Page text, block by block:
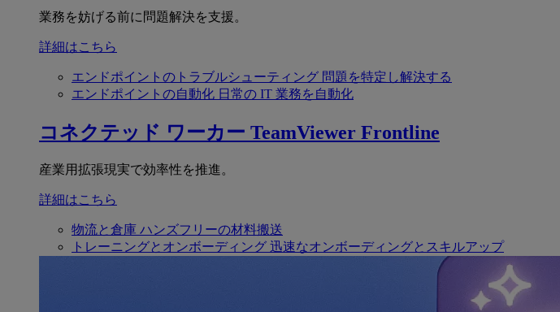
業務を妨げる前に問題解決を支援。
詳細はこちら
エンドポイントのトラブルシューティング 問題を特定し解決する
エンドポイントの自動化 日常の IT 業務を自動化
コネクテッド ワーカー TeamViewer Frontline
産業用拡張現実で効率性を推進。
詳細はこちら
物流と倉庫 ハンズフリーの材料搬送
トレーニングとオンボーディング 迅速なオンボーディングとスキルアップ